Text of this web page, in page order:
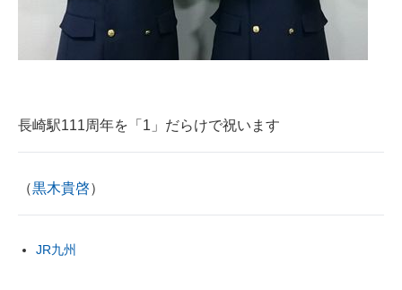
長崎駅111周年を「1」だらけで祝います
（黒木貴啓）
JR九州